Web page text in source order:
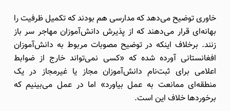
خاوری توضیح می‌دهد که مدارسی هم بودند که تکمیل ظرفیت را
بهانه‌ای قرار می‌دهند که از پذیرش دانش‌آموزان مهاجر سر باز
زنند. برخلاف اینکه در توضیح مصوبات مربوط به دانش‌آموزان
افغانستانی آورده شده که «کسی نمی‌تواند خارج از ضوابط
اعلامی برای ثبت‌نام دانش‌آموزان مجاز یا غیرمجاز در یک
منطقه‌ای ممانعت به عمل بیاورد» اما در عمل می‌بینیم که
برخوردها خلاف این است.